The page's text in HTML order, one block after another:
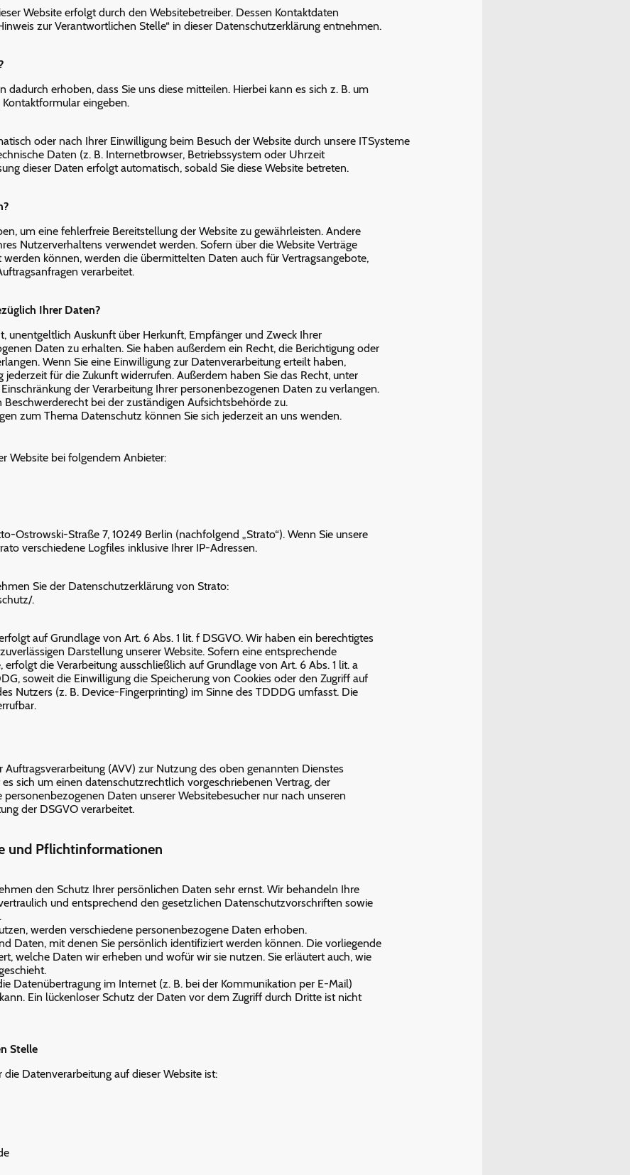
Website erfolgt durch den Websitebetreiber. Dessen Kontaktdaten
zur Verantwortlichen Stelle“ in dieser Datenschutzerklärung entnehmen.
dadurch erhoben, dass Sie uns diese mitteilen. Hierbei kann es sich z. B. um
eingeben.
oder nach Ihrer Einwilligung beim Besuch der Website durch unsere ITSysteme
Daten (z. B. Internetbrowser, Betriebssystem oder Uhrzeit
dieser Daten erfolgt automatisch, sobald Sie diese Website betreten.
um eine fehlerfreie Bereitstellung der Website zu gewährleisten. Andere
Nutzerverhaltens verwendet werden. Sofern über die Website Verträge
können, werden die übermittelten Daten auch für Vertragsangebote,
verarbeitet.
Ihrer Daten?
unentgeltlich Auskunft über Herkunft, Empfänger und Zweck Ihrer
Daten zu erhalten. Sie haben außerdem ein Recht, die Berichtigung oder
Wenn Sie eine Einwilligung zur Datenverarbeitung erteilt haben,
jederzeit für die Zukunft widerrufen. Außerdem haben Sie das Recht, unter
der Verarbeitung Ihrer personenbezogenen Daten zu verlangen.
bei der zuständigen Aufsichtsbehörde zu.
zum Thema Datenschutz können Sie sich jederzeit an uns wenden.
Website bei folgendem Anbieter:
Ostrowski-Straße 7, 10249 Berlin (nachfolgend „Strato“). Wenn Sie unsere
verschiedene Logfiles inklusive Ihrer IP-Adressen.
Sie der Datenschutzerklärung von Strato:
.
auf Grundlage von Art. 6 Abs. 1 lit. f DSGVO. Wir haben ein berechtigtes
Darstellung unserer Website. Sofern eine entsprechende
die Verarbeitung ausschließlich auf Grundlage von Art. 6 Abs. 1 lit. a
soweit die Einwilligung die Speicherung von Cookies oder den Zugriff auf
Nutzers (z. B. Device-Fingerprinting) im Sinne des TDDDG umfasst. Die
Auftragsverarbeitung (AVV) zur Nutzung des oben genannten Dienstes
sich um einen datenschutzrechtlich vorgeschriebenen Vertrag, der
personenbezogenen Daten unserer Websitebesucher nur nach unseren
der DSGVO verarbeitet.
und Pflichtinformationen
den Schutz Ihrer persönlichen Daten sehr ernst. Wir behandeln Ihre
und entsprechend den gesetzlichen Datenschutzvorschriften sowie
werden verschiedene personenbezogene Daten erhoben.
Daten, mit denen Sie persönlich identifiziert werden können. Die vorliegende
welche Daten wir erheben und wofür wir sie nutzen. Sie erläutert auch, wie
Datenübertragung im Internet (z. B. bei der Kommunikation per E-Mail)
Ein lückenloser Schutz der Daten vor dem Zugriff durch Dritte ist nicht
Stelle
Datenverarbeitung auf dieser Website ist: